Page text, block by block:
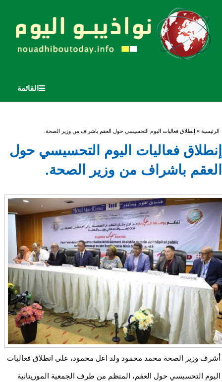
القائمة
أنت هنا
الرئيسية » إنطلاق فعاليات اليوم التحسيسي حول العقم باشراف من وزير الصحة.
إنطلاق فعاليات اليوم التحسيسي حول
العقم باشراف من وزير الصحة.
أشرف وزير الصحة محمد محمود ولد اعل محمود، على انطلاق فعاليات
اليوم التحسيسي حول العقم، المنظم من طرف الجمعية الموريتانية